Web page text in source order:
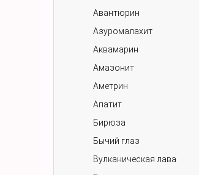
Авантюрин
Азуромалахит
Аквамарин
Амазонит
Аметрин
Апатит
Бирюза
Бычий глаз
Вулканическая лава